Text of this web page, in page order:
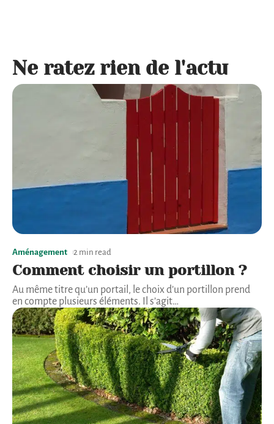
Ne ratez rien de l'actu
Aménagement 2 min read
Comment choisir un portillon ?
Au même titre qu’un portail, le choix d’un portillon prend
en compte plusieurs éléments. Il s’agit…